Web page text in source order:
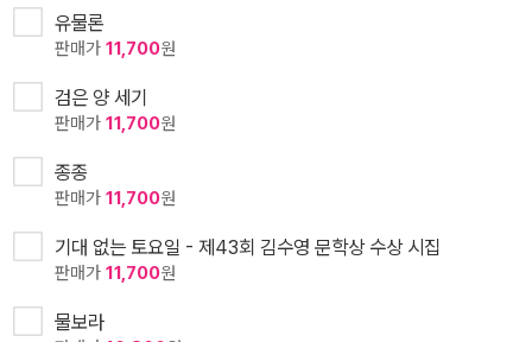
유물론
판매가 11,700원
검은 양 세기
판매가 11,700원
종종
판매가 11,700원
기대 없는 토요일 - 제43회 김수영 문학상 수상 시집
판매가 11,700원
물보라